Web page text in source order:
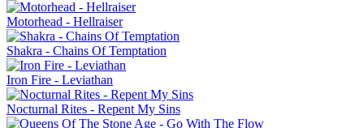
Motorhead - Hellraiser
Shakra - Chains Of Temptation
Iron Fire - Leviathan
Nocturnal Rites - Repent My Sins